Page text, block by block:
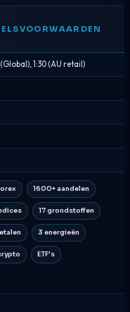
1:30 (AU retail)
1600+ aandelen
17 grondstoffen
3 energieën
ETF's